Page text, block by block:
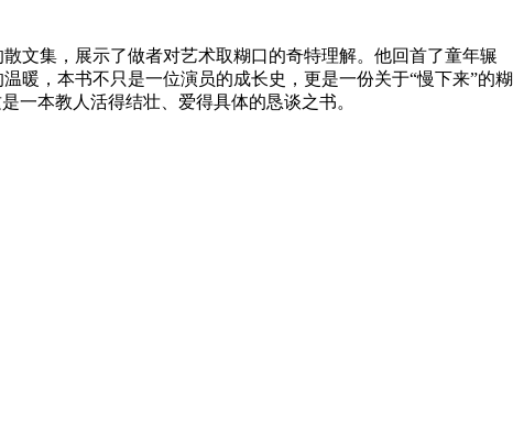
散文集，展示了做者对艺术取糊口的奇特理解。他回首了童年辗
暖，本书不只是一位演员的成长史，更是一份关于“慢下来”的糊
本教人活得结壮、爱得具体的恳谈之书。